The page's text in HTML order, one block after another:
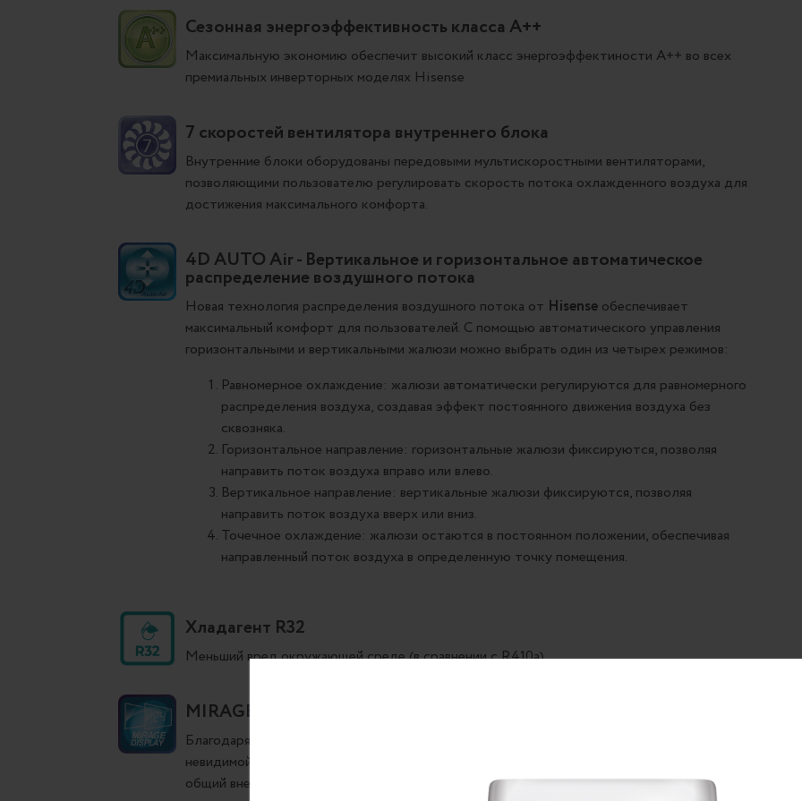
Сезонная энергоэффективность класса А++
Максимальную экономию обеспечит высокий класс энергоэффектиности А++ во всех
премиальных инверторных моделях Hisense
7 скоростей вентилятора внутреннего блока
Внутренние блоки оборудованы передовыми мультискоростными вентиляторами,
позволяющими пользователю регулировать скорость потока охлажденного воздуха для
достижения максимального комфорта.
4D AUTO Air - Вертикальное и горизонтальное автоматическое
распределение воздушного потока
Новая технология распределения воздушного потока от Hisense обеспечивает
максимальный комфорт для пользователей. С помощью автоматического управления
горизонтальными и вертикальными жалюзи можно выбрать один из четырех режимов:
Равномерное охлаждение: жалюзи автоматически регулируются для равномерного
распределения воздуха, создавая эффект постоянного движения воздуха без
сквозняка.
Горизонтальное направление: горизонтальные жалюзи фиксируются, позволяя
направить поток воздуха вправо или влево.
Вертикальное направление: вертикальные жалюзи фиксируются, позволяя
направить поток воздуха вверх или вниз.
Точечное охлаждение: жалюзи остаются в постоянном положении, обеспечивая
направленный поток воздуха в определенную точку помещения.
Хладагент R32
Меньший вред окружающей среде (в сравнении с R410a)
MIRAGE-дисплей
Благодаря использованию MIRAGE-дисплея, передняя панель кондиционера остается
невидимой, когда устройство выключено. Это добавляет современности и стиля в
общий внешний вид блока. Панель всех настенных сплит-систем изготовлена из